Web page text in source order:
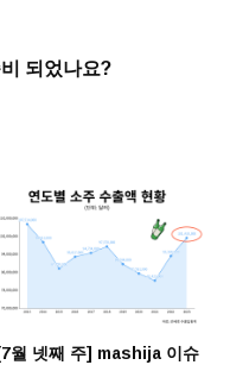
되었나요?
[7월 넷째 주] mashija 이슈